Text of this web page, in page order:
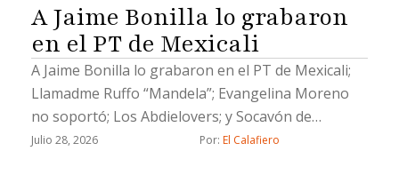
A Jaime Bonilla lo grabaron
en el PT de Mexicali
A Jaime Bonilla lo grabaron en el PT de Mexicali;
Llamadme Ruffo “Mandela”; Evangelina Moreno
no soportó; Los Abdielovers; y Socavón de
solteras pero no solas
Julio 28, 2026 Por: El Calafiero